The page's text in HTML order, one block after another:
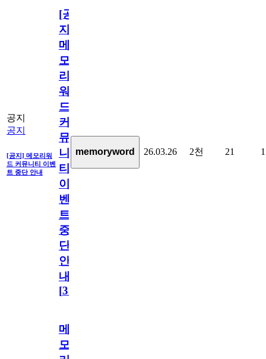
공지
공지
[공지] 메모리워
드 커뮤니티 이벤
트 중단 안내
[공
지]
메
모
리
워
드
커
뮤
니
티
이
벤
트
중
단
안
내
[31
memoryword 26.03.26 2천 21 1
메
모